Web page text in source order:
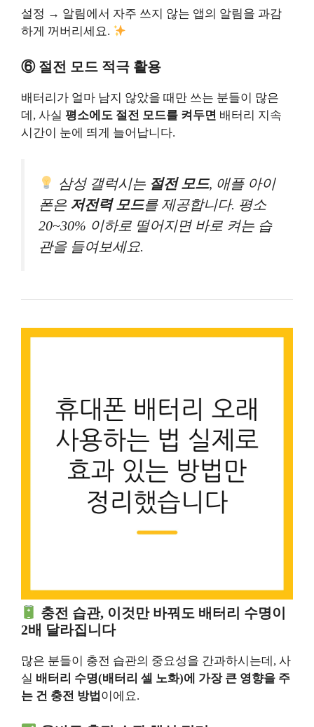
설정 → 알림에서 자주 쓰지 않는 앱의 알림을 과감
하게 꺼버리세요.
⑥ 절전 모드 적극 활용
배터리가 얼마 남지 않았을 때만 쓰는 분들이 많은
데, 사실 평소에도 절전 모드를 켜두면 배터리 지속
시간이 눈에 띄게 늘어납니다.
삼성 갤럭시는 절전 모드, 애플 아이
폰은 저전력 모드를 제공합니다. 평소
20~30% 이하로 떨어지면 바로 켜는 습
관을 들여보세요.
충전 습관, 이것만 바꿔도 배터리 수명이
2배 달라집니다
많은 분들이 충전 습관의 중요성을 간과하시는데, 사
실 배터리 수명(배터리 셀 노화)에 가장 큰 영향을 주
는 건 충전 방법 이에요.